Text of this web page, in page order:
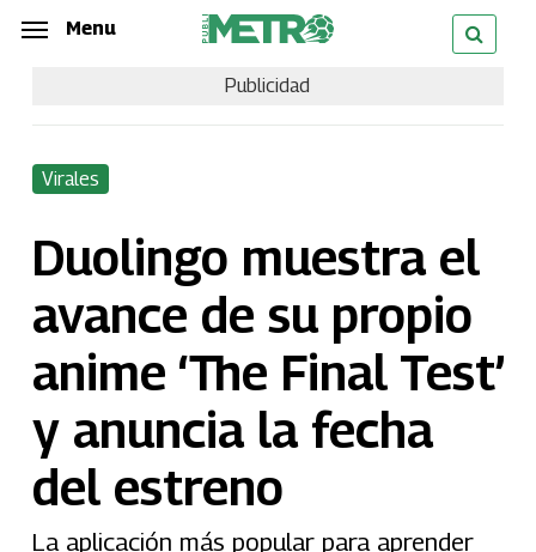
Skip
content
Menu
Publicidad
Virales
Duolingo muestra el
avance de su propio
anime ‘The Final Test’
y anuncia la fecha
del estreno
La aplicación más popular para aprender
Menu